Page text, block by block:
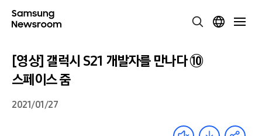
[영상] 갤럭시 S21 개발자를 만나다 ⑩
스페이스 줌
2021/01/27